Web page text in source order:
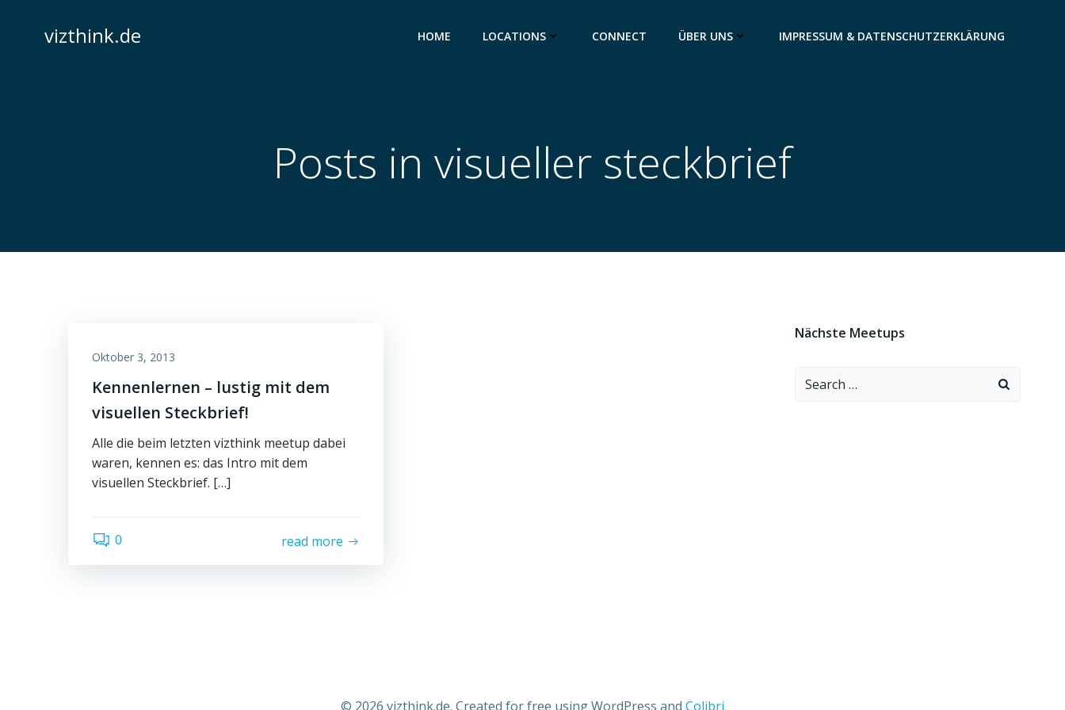
springenvizthink.de HOME LOCATIONS CONNECT ÜBER UNS IMPRESSUM & DATENSCHUTZERKLÄRUNG
Posts in visueller steckbrief
Oktober 3, 2013
Kennenlernen – lustig mit dem
visuellen Steckbrief!
Alle die beim letzten vizthink meetup dabei
waren, kennen es: das Intro mit dem
visuellen Steckbrief. […]
0 read more
Nächste Meetups
Search
© 2026 vizthink.de. Created for free using WordPress and Colibri